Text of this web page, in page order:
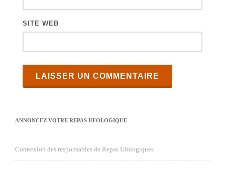
SITE WEB
ANNONCEZ VOTRE REPAS UFOLOGIQUE
Connexion des responsables de Repas Ufologiques